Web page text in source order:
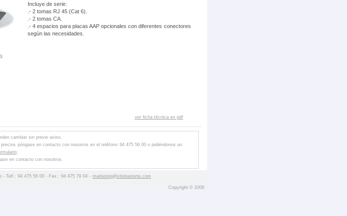
Incluye de serie:
.- 2 tomas RJ 45 (Cat 6).
.- 2 tomas CA.
.- 4 espacios para placas AAP opcionales con diferentes conectores
según las necesidades.
ver ficha técnica en pdf
cambiar sin previo aviso.
póngase en contacto con nosotros en el teléfono 94 475 56 00 o pidiéndonos un
.
en contacto con nosotros.
- Telf.: 94 475 56 00 - Fax.: 94 475 79 04 - marketing@vitelsanorte.com
Copyright © 2006